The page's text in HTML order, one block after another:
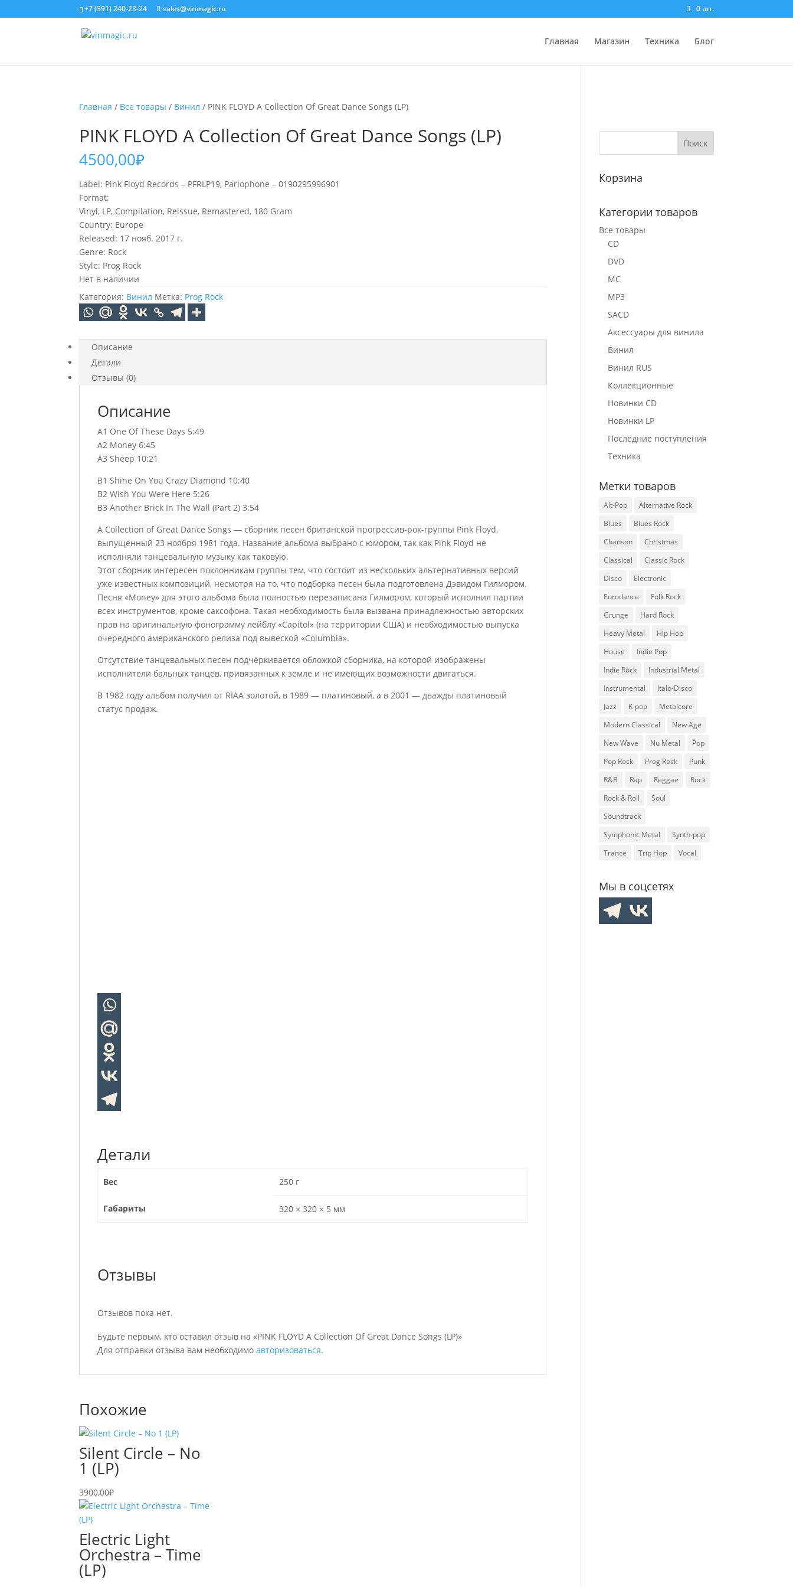
+7 (391) 240-23-24 sales@vinmagic.ru 0 шт.
Главная Магазин Техника Блог
Главная / Все товары / Винил / PINK FLOYD A Collection Of Great Dance Songs (LP)
PINK FLOYD A Collection Of Great Dance Songs (LP)
4500,00₽
Label: Pink Floyd Records – PFRLP19, Parlophone – 0190295996901
Format:
Vinyl, LP, Compilation, Reissue, Remastered, 180 Gram
Country: Europe
Released: 17 нояб. 2017 г.
Genre: Rock
Style: Prog Rock
Нет в наличии
Категория: Винил Метка: Prog Rock
Описание
Детали
Отзывы (0)
Описание
A1 One Of These Days 5:49
A2 Money 6:45
A3 Sheep 10:21
B1 Shine On You Crazy Diamond 10:40
B2 Wish You Were Here 5:26
B3 Another Brick In The Wall (Part 2) 3:54
A Collection of Great Dance Songs — сборник песен британской прогрессив-рок-группы Pink Floyd,
выпущенный 23 ноября 1981 года. Название альбома выбрано с юмором, так как Pink Floyd не
исполняли танцевальную музыку как таковую.
Этот сборник интересен поклонникам группы тем, что состоит из нескольких альтернативных версий
уже известных композиций, несмотря на то, что подборка песен была подготовлена Дэвидом Гилмором.
Песня «Money» для этого альбома была полностью перезаписана Гилмором, который исполнил партии
всех инструментов, кроме саксофона. Такая необходимость была вызвана принадлежностью авторских
прав на оригинальную фонограмму лейблу «Capitol» (на территории США) и необходимостью выпуска
очередного американского релиза под вывеской «Columbia».
Отсутствие танцевальных песен подчёркивается обложкой сборника, на которой изображены
исполнители бальных танцев, привязанных к земле и не имеющих возможности двигаться.
В 1982 году альбом получил от RIAA золотой, в 1989 — платиновый, а в 2001 — дважды платиновый
статус продаж.
Детали
Вес 250 г
Габариты 320 × 320 × 5 мм
Отзывы
Отзывов пока нет.
Будьте первым, кто оставил отзыв на «PINK FLOYD A Collection Of Great Dance Songs (LP)»
Для отправки отзыва вам необходимоавторизоваться.
Похожие
Silent Circle – No
1 (LP)
3900,00₽
Electric Light
Orchestra – Time
(LP)
Корзина
Категории товаров
Все товары
CD
DVD
MC
MP3
SACD
Аксессуары для винила
Винил
Винил RUS
Коллекционные
Новинки CD
Новинки LP
Последние поступления
Техника
Метки товаров
Alt-Pop
Alternative Rock
Blues
Blues Rock
Chanson
Christmas
Classical
Classic Rock
Disco
Electronic
Eurodance
Folk Rock
Grunge
Hard Rock
Heavy Metal
Hip Hop
House
Indie Pop
Indie Rock
Industrial Metal
Instrumental
Italo-Disco
Jazz
K-pop
Metalcore
Modern Classical
New Age
New Wave
Nu Metal
Pop
Pop Rock
Prog Rock
Punk
R&B
Rap Reggae
Rock
Rock & Roll
Soul
Soundtrack
Symphonic Metal
Synth-pop
Trance
Trip Hop Vocal
Мы в соцсетях